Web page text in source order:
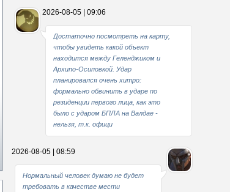
2026-08-05 | 09:06
Достаточно посмотреть на карту,
чтобы увидеть какой объект
находится между Геленджиком и
Архипо-Осиповкой. Удар
планировался очень хитро:
формально обвинить в ударе по
резиденции первого лица, как это
было с ударом БПЛА на Валдае -
нельзя, т.к. офици
2026-08-05 | 08:59
Нормальный человек думаю не будет
требовать в качестве мести